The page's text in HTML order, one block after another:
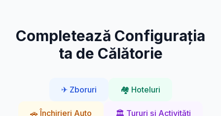
Completează Configurația
ta de Călătorie
✈ Zboruri 🏘 Hoteluri
🚗 Închirieri Auto 🏛 Tururi și Activități